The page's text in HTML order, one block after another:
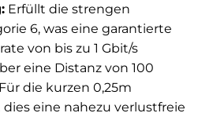
Erfüllt die strengen
6, was eine garantierte
von bis zu 1 Gbit/s
eine Distanz von 100
die kurzen 0,25m
eine nahezu verlustfreie